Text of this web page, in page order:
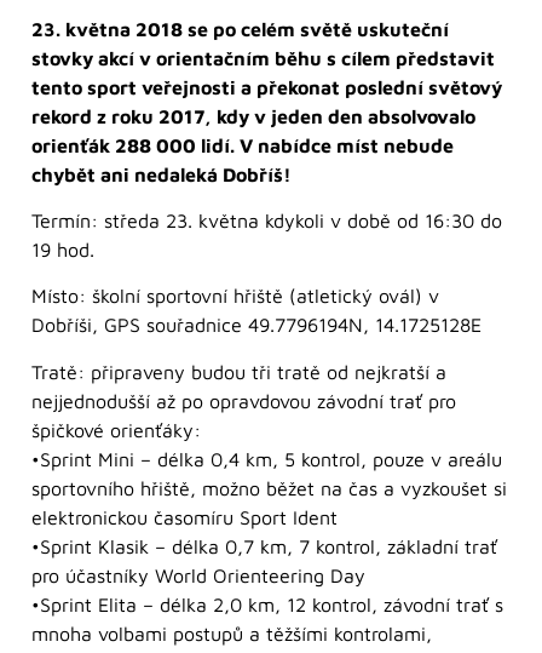
23. května 2018 se po celém světě uskuteční
stovky akcí v orientačním běhu s cílem představit
tento sport veřejnosti a překonat poslední světový
rekord z roku 2017, kdy v jeden den absolvovalo
orienťák 288 000 lidí. V nabídce míst nebude
chybět ani nedaleká Dobříš!
Termín: středa 23. května kdykoli v době od 16:30 do
19 hod.
Místo: školní sportovní hřiště (atletický ovál) v
Dobříši, GPS souřadnice 49.7796194N, 14.1725128E
Tratě: připraveny budou tři tratě od nejkratší a
nejjednodušší až po opravdovou závodní trať pro
špičkové orienťáky:
•Sprint Mini – délka 0,4 km, 5 kontrol, pouze v areálu
sportovního hřiště, možno běžet na čas a vyzkoušet si
elektronickou časomíru Sport Ident
•Sprint Klasik – délka 0,7 km, 7 kontrol, základní trať
pro účastníky World Orienteering Day
•Sprint Elita – délka 2,0 km, 12 kontrol, závodní trať s
mnoha volbami postupů a těžšími kontrolami,